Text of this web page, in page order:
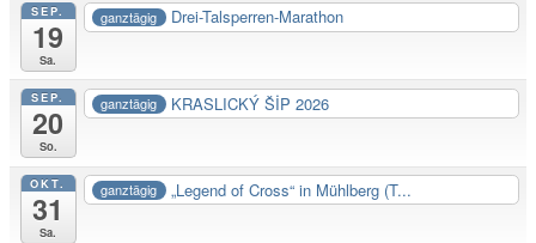
SEP.
19
Sa.
ganztägig Drei-Talsperren-Marathon
SEP.
20
So.
ganztägig KRASLICKÝ ŠİP 2026
OKT.
31
Sa.
ganztägig „Legend of Cross“ in Mühlberg (T...